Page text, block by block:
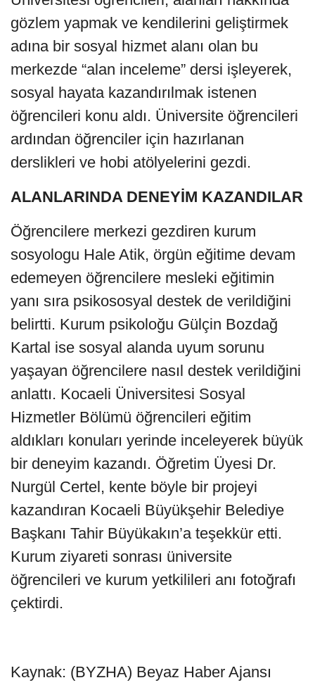
gözlem yapmak ve kendilerini geliştirmek
adına bir sosyal hizmet alanı olan bu
merkezde “alan inceleme” dersi işleyerek,
sosyal hayata kazandırılmak istenen
öğrencileri konu aldı. Üniversite öğrencileri
ardından öğrenciler için hazırlanan
derslikleri ve hobi atölyelerini gezdi.
ALANLARINDA DENEYİM KAZANDILAR
Öğrencilere merkezi gezdiren kurum
sosyologu Hale Atik, örgün eğitime devam
edemeyen öğrencilere mesleki eğitimin
yanı sıra psikososyal destek de verildiğini
belirtti. Kurum psikoloğu Gülçin Bozdağ
Kartal ise sosyal alanda uyum sorunu
yaşayan öğrencilere nasıl destek verildiğini
anlattı. Kocaeli Üniversitesi Sosyal
Hizmetler Bölümü öğrencileri eğitim
aldıkları konuları yerinde inceleyerek büyük
bir deneyim kazandı. Öğretim Üyesi Dr.
Nurgül Certel, kente böyle bir projeyi
kazandıran Kocaeli Büyükşehir Belediye
Başkanı Tahir Büyükakın’a teşekkür etti.
Kurum ziyareti sonrası üniversite
öğrencileri ve kurum yetkilileri anı fotoğrafı
çektirdi.
Kaynak: (BYZHA) Beyaz Haber Ajansı